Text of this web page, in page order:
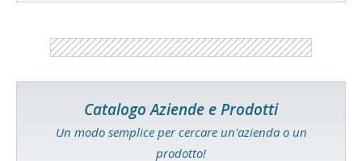
Catalogo Aziende e Prodotti
Un modo semplice per cercare un'azienda o un
prodotto!